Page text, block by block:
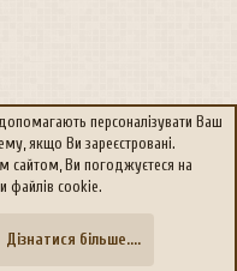
Дoпoмoга
Зверху
персоналізувати Ваш
якщо Ви зареєстровані.
сайтом, Ви погоджуєтеся на
файлів cookie.
Дізнатися більше....